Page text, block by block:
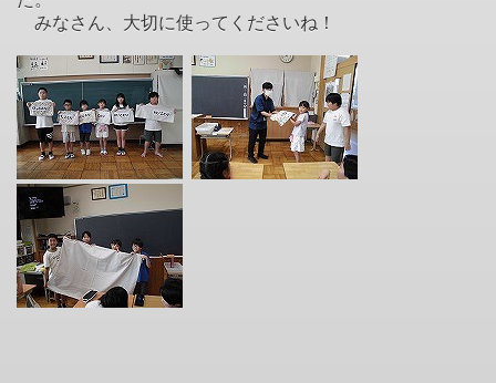
みなさん、大切に使ってくださいね！